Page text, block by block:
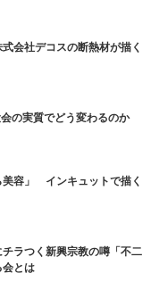
会社デコスの断熱材が描く
の実質でどう変わるのか
美容」 インキュットで描く
ラつく新興宗教の噂「不二
会とは